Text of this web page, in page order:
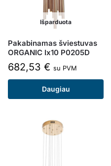
Išparduota
Pakabinamas šviestuvas
ORGANIC Ix10 P0205D
682,53 € su PVM
Daugiau